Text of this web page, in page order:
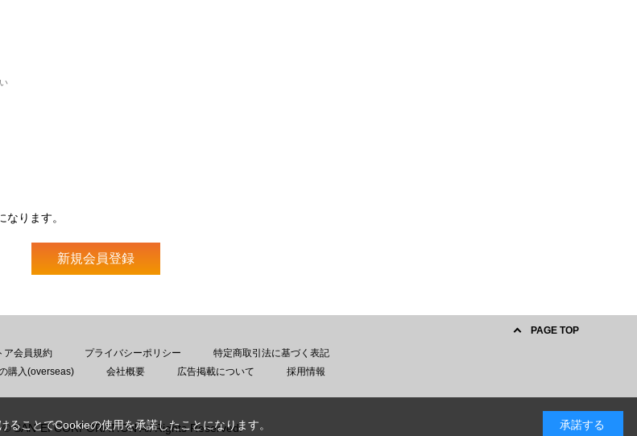
ります。
PAGE TOP
ア会員規約 プライバシーポリシー
特定商取引法に基づく表記
購入(overseas) 会社概要 広告掲載について 採用情報
SAN-EI CORPORATION All Rights Reserved.
ことでCookieの使用を承諾したことになります。 承諾する